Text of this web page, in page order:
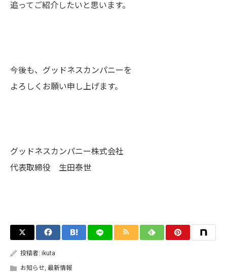
追ってご紹介したいと思います。
今後も、グッドネスカンパニーを
よろしくお願い申し上げます。
グッドネスカンパニー株式会社
代表取締役 生田泰世
投稿者: ikuta
お知らせ, 最新情報